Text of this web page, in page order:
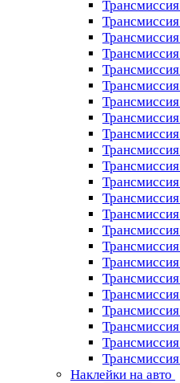
Наклейки на авто